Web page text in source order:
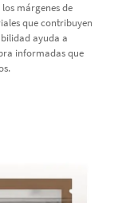
márgenes de
que contribuyen
ayuda a
informadas que